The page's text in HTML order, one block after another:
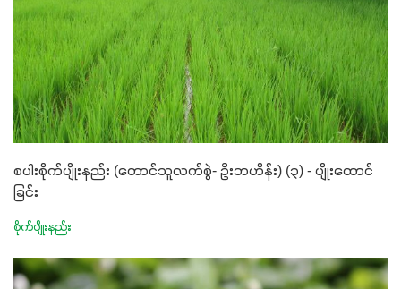
စပါးစိုက်ပျိုးနည်း (တောင်သူလက်စွဲ- ဦးဘဟိန်း) (၃) - ပျိုးထောင်
ခြင်း
စိုက်ပျိုးနည်း